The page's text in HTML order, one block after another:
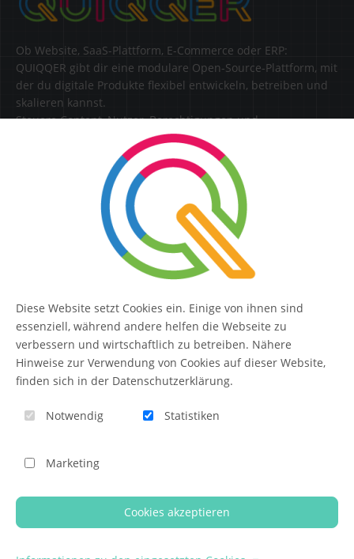
Ob Website, SaaS-Plattform, E-Commerce oder ERP:
QUIQQER gibt dir eine modulare Open-Source-Plattform, mit
der du digitale Produkte flexibel entwickeln, betreiben und
skalieren kannst.
Steuere Content, Nutzer, Berechtigungen und
Erweiterungen zentral in einer Lösung.
QUIQQER
Themen-Übersicht
Impressum
Diese Website setzt Cookies ein. Einige von ihnen sind
essenziell, während andere helfen die Webseite zu
verbessern und wirtschaftlich zu betreiben. Nähere
Hinweise zur Verwendung von Cookies auf dieser Website,
finden sich in der Datenschutzerklärung.
Notwendig Statistiken
Marketing
Cookies akzeptieren